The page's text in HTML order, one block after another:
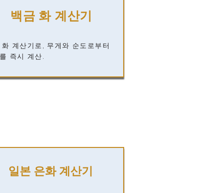
백금 화 계산기
화 계산기로, 무게와 순도로부터
즉시 계산.
일본 은화 계산기